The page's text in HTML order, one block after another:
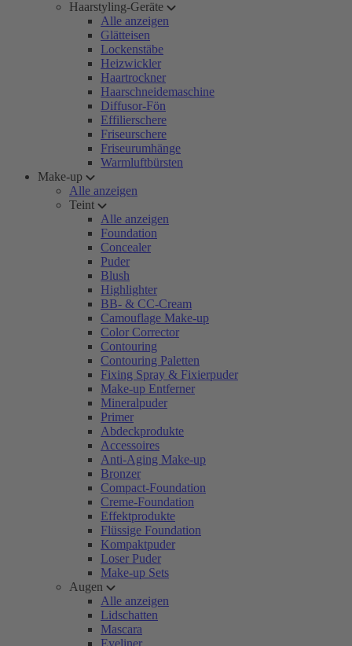
Haarstyling-Geräte
Alle anzeigen
Glätteisen
Lockenstäbe
Heizwickler
Haartrockner
Haarschneidemaschine
Diffusor-Fön
Effilierschere
Friseurschere
Friseurumhänge
Warmluftbürsten
Make-up
Alle anzeigen
Teint
Alle anzeigen
Foundation
Concealer
Puder
Blush
Highlighter
BB- & CC-Cream
Camouflage Make-up
Color Corrector
Contouring
Contouring Paletten
Fixing Spray & Fixierpuder
Make-up Entferner
Mineralpuder
Primer
Abdeckprodukte
Accessoires
Anti-Aging Make-up
Bronzer
Compact-Foundation
Creme-Foundation
Effektprodukte
Flüssige Foundation
Kompaktpuder
Loser Puder
Make-up Sets
Augen
Alle anzeigen
Lidschatten
Mascara
Eyeliner